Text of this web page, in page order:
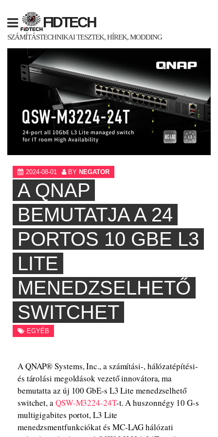
content
FIDTECH
SZÁMÍTÁSTECHNIKAI TESZTEK, HÍREK, MODDING
2024-08-01 BY NEGATOR
A QNAP
BEMUTATJA A 24
PORTOS 10 GBE L3
LITE
MENEDZSELHETŐ
SWITCHET
EGYÉB
A QNAP® Systems, Inc., a számítási-, hálózatépítési-
és tárolási megoldások vezető innovátora, ma
bemutatta az új 100 GbE-s L3 Lite menedzselhető
switchet, aQSW-M3224-24T-t. A huszonnégy 10 G-s
multigigabites portot, L3 Lite
menedzsmentfunkciókat és MC-LAG hálózati